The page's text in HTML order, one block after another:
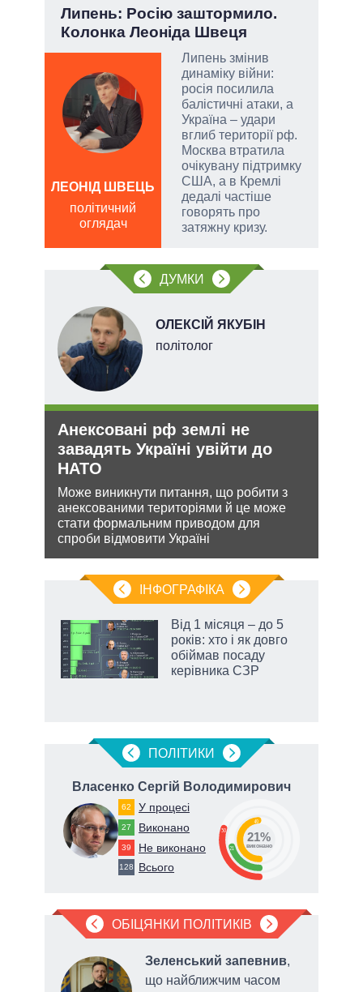
Липень: Росію заштормило.
Колонка Леоніда Швеця
Липень змінив
динаміку війни:
росія посилила
балістичні атаки, а
Україна – удари
вглиб території рф.
Москва втратила
очікувану підтримку
США, а в Кремлі
дедалі частіше
говорять про
затяжну кризу.
ЛЕОНІД ШВЕЦЬ
політичний
оглядач
ДУМКИ
ОЛЕКСІЙ ЯКУБІН
політолог
Анексовані рф землі не
завадять Україні увійти до
НАТО
Може виникнути питання, що робити з
анексованими територіями й це може
стати формальним приводом для
спроби відмовити Україні
ІНФОГРАФІКА
Від 1 місяця – до 5
років: хто і як довго
обіймав посаду
керівника СЗР
ПОЛIТИКИ
Власенко Сергій Володимирович
62 У процесі
27 Виконано
39 Не виконано
128 Всього
30
21
49
21%
виконано
ОБІЦЯНКИ ПОЛІТИКІВ
Зеленський запевнив,
що найближчим часом